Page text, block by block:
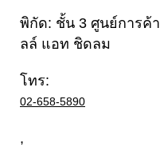
พิกัด: ชั้น 3 ศูนย์การค้า
ลล์ แอท ชิดลม
โทร:
02-658-5890
,